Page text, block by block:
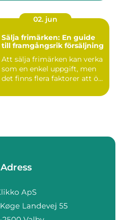
02. jun
Sälja frimärken: En guide
till framgångsrik försäljning
Att sälja frimärken kan verka
som en enkel uppgift, men
det finns flera faktorer att ö...
Adress